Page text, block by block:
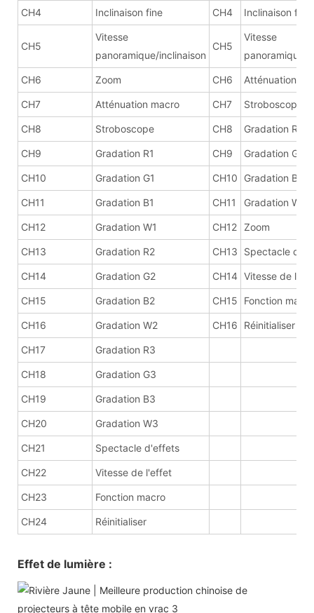
CH4 Inclinaison fine CH4 Inclinaison fine
CH5
Vitesse
panoramique/inclinaison
CH5
Vitesse
panoramique/
CH6 Zoom CH6 Atténuation
CH7 Atténuation macro CH7 Stroboscope
CH8 Stroboscope CH8 Gradation R
CH9 Gradation R1 CH9 Gradation G
CH10 Gradation G1 CH10 Gradation B
CH11 Gradation B1 CH11 Gradation W
CH12 Gradation W1 CH12 Zoom
CH13 Gradation R2 CH13 Spectacle
CH14 Gradation G2 CH14 Vitesse de
CH15 Gradation B2 CH15 Fonction macro
CH16 Gradation W2 CH16 Réinitialiser
CH17 Gradation R3
CH18 Gradation G3
CH19 Gradation B3
CH20 Gradation W3
CH21 Spectacle d'effets
CH22 Vitesse de l'effet
CH23 Fonction macro
CH24 Réinitialiser
Effet de lumière :